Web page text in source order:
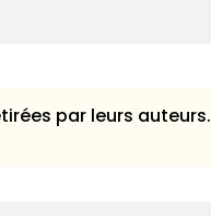
par leurs auteurs.